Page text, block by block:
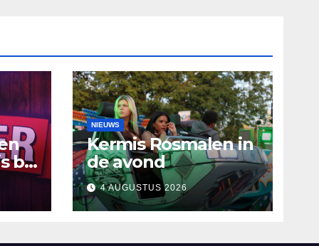
bij
NIEUWS
Kermis Rosmalen in
de avond
4 AUGUSTUS 2026